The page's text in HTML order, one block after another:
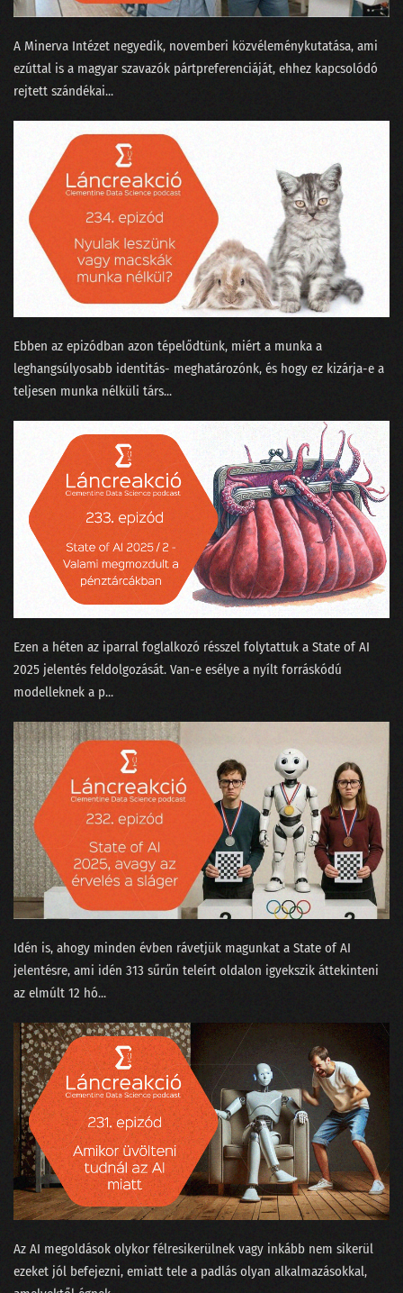
A Minerva Intézet negyedik, novemberi közvéleménykutatása, ami
ezúttal is a magyar szavazók pártpreferenciáját, ehhez kapcsolódó
rejtett szándékai...
Ebben az epizódban azon tépelődtünk, miért a munka a
leghangsúlyosabb identitás- meghatározónk, és hogy ez kizárja-e a
teljesen munka nélküli társ...
Ezen a héten az iparral foglalkozó résszel folytattuk a ⁠State of AI
2025⁠ jelentés feldolgozását. Van-e esélye a nyílt forráskódú
modelleknek a p...
Idén is, ahogy minden évben rávetjük magunkat a ⁠State of AI⁠
jelentésre, ami idén 313 sűrűn teleírt oldalon igyekszik áttekinteni
az elmúlt 12 hó...
Az AI megoldások olykor félresikerülnek vagy inkább nem sikerül
ezeket jól befejezni, emiatt tele a padlás olyan alkalmazásokkal,